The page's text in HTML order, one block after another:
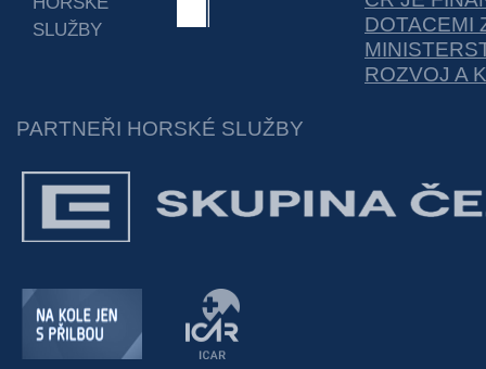
SLUŽBY
DOTACEMI
ROZVOJ A
PARTNEŘI HORSKÉ SLUŽBY